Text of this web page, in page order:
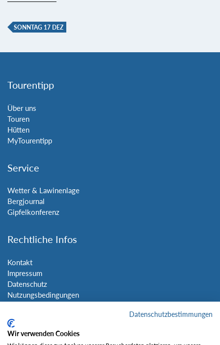
SONNTAG 17 DEZ
Tourentipp
Über uns
Touren
Hütten
MyTourentipp
Service
Wetter & Lawinenlage
Bergjournal
Gipfelkonferenz
Rechtliche Infos
Kontakt
Impressum
Datenschutz
Nutzungsbedingungen
Social Media
Datenschutzbestimmungen
Wir verwenden Cookies